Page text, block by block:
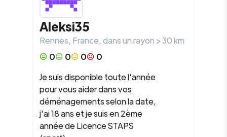
Aleksi35
Rennes, France, dans un rayon >30km
0
0 0
0
Je suis disponible toute l'année
pour vous aider dans vos
déménagements selon la date,
j'ai 18 ans et je suis en 2ème
année de Licence STAPS